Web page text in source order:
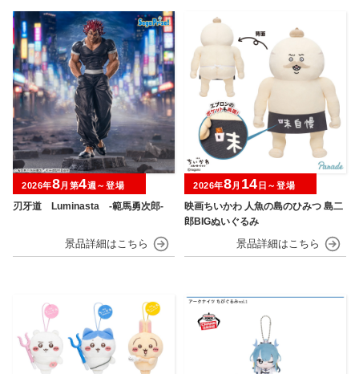
刃牙道 Luminasta ‐範馬勇次郎‐
2026年8月第4週～登場
映画ちいかわ 人魚の島のひみつ 島二
郎BIGぬいぐるみ
2026年8月 14 日～登場